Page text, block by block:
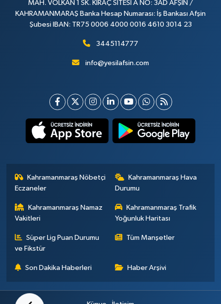
MAH. VOLKAN 1 SK. KIRAÇ SİTESİ A NO: 3AD AFŞİN /
KAHRAMANMARAŞ Banka Hesap Numarası: İş Bankası Afşin
Şubesi IBAN: TR75 0006 4000 0016 4610 3014 23
3445114777
info@yesilafsin.com
Kahramanmaraş Nöbetçi
Eczaneler
Kahramanmaraş Hava
Durumu
Kahramanmaraş Namaz
Vakitleri
Kahramanmaraş Trafik
Yoğunluk Haritası
Süper Lig Puan Durumu
ve Fikstür
Tüm Manşetler
Son Dakika Haberleri Haber Arşivi